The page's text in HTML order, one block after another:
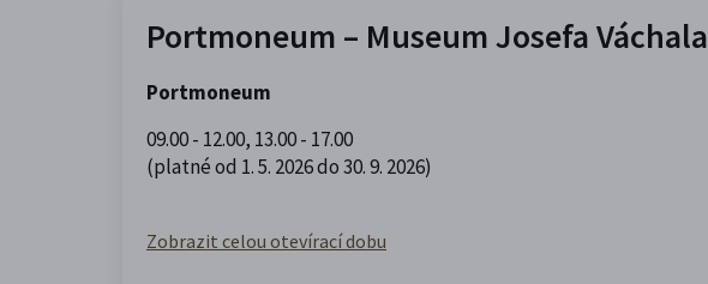
Portmoneum – Museum Josefa Váchala
Portmoneum
09.00 - 12.00, 13.00 - 17.00
(platné od 1. 5. 2026 do 30. 9. 2026)
Zobrazit celou otevírací dobu